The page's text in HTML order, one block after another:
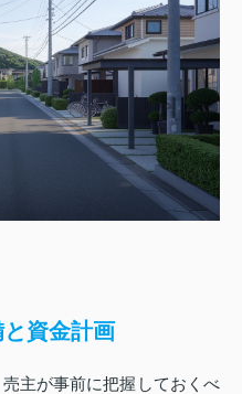
資金計画
主が事前に把握しておくべ